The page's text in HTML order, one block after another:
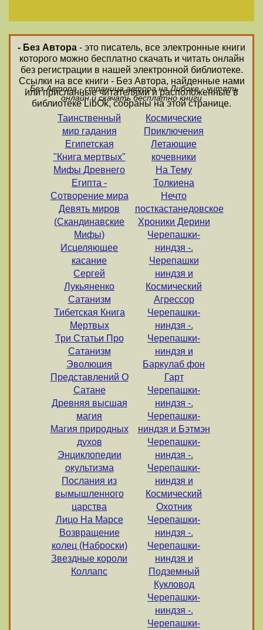
- Без Автора - это писатель, все электронные книги
которого можно бесплатно скачать и читать онлайн
без регистрации в нашей электронной библиотеке.
Ссылки на все книги - Без Автора, найденные нами
или присланные читателями и расположенные в
библиотеке LibOk, собраны на этой странице.
- Без Автора - страница автора на Либоке - читать
онлайн и скачать бесплатно книги
Таинственный
мир гадания
Египетская
"Книга мертвых"
Мифы Древнего
Египта -
Сотворение мира
Девять миров
(Скандинавские
Мифы)
Исцеляющее
касание
Сергей
Лукьяненко
Сатанизм
Тибетская Книга
Мертвых
Три Статьи Про
Сатанизм
Эволюция
Представлений О
Сатане
Древняя высшая
магия
Магия природных
духов
Энциклопедии
окультизма
Послания из
вымышленного
царства
Лицо На Марсе
Возвращение
колец (Наброски)
Звездные короли
Коллапс
Космические
Приключения
Летающие
кочевники
На Тему
Толкиена
Нечто
посткастанедовское
Хроники Дерини
Черепашки-
ниндзя -.
Черепашки
ниндзя и
Космический
Агрессор
Черепашки-
ниндзя -.
Черепашки-
ниндзя и
Баркулаб фон
Гарт
Черепашки-
ниндзя -.
Черепашки-
ниндзя и Бэтмэн
Черепашки-
ниндзя -.
Черепашки-
ниндзя и
Космический
Охотник
Черепашки-
ниндзя -.
Черепашки-
ниндзя и
Подземный
Кукловод
Черепашки-
ниндзя -.
Черепашки-